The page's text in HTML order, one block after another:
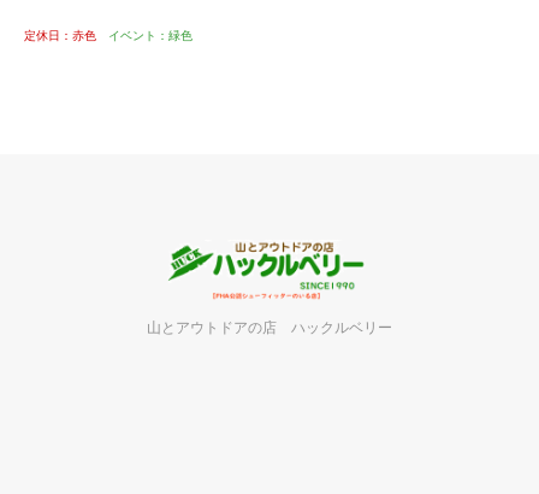
定休日：赤色 イベント：緑色
山とアウトドアの店 ハックルベリー